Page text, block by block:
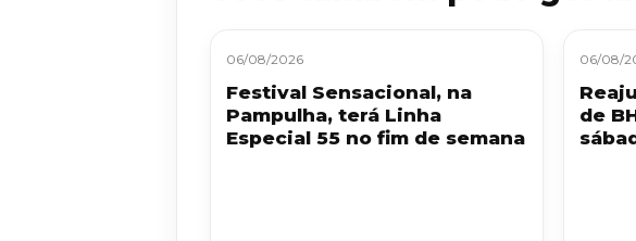
06/08/2026
Festival Sensacional, na
Pampulha, terá Linha
Especial 55 no fim de semana
06/08/
de